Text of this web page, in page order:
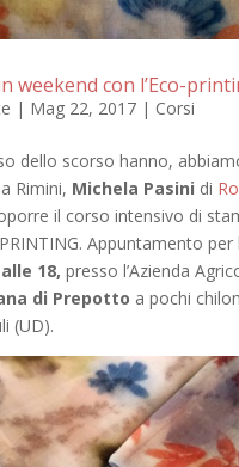
weekend con l’Eco-
| Mag 22, 2017| Corsi
dello scorso hanno,
Rimini, Michela Pasini di
il corso intensivo di
Appuntamento per
18, presso l’Azienda
di Prepotto a pochi
(UD).